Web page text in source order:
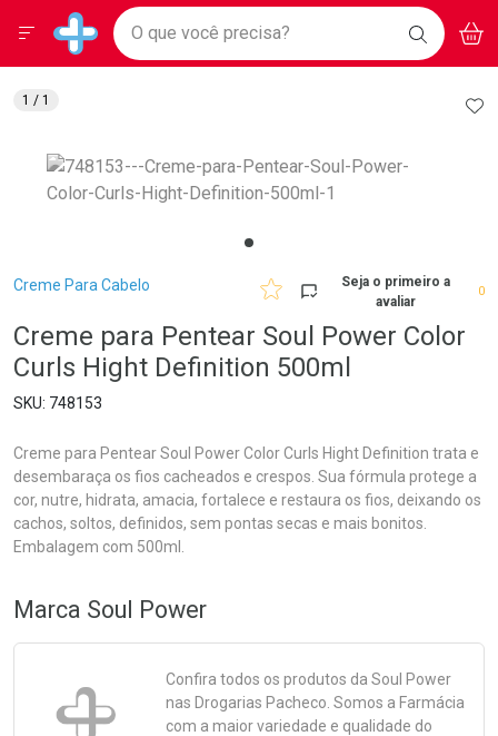
Drogarias Pacheco
Baixe nosso APP e aproveite Ofertas Exclusivas!
BAIXE
O APP
Ir direto para a home
pela página
Ir direto para o conteúdo
Ir direto para a busca
Ir direto para a conta
Ir direto para a notificações
Ir direto para o carrinho
Ir direto para o menu
Faça a sua busca
O que você precisa? BUSCAR
Menu
Breadcrumb
Creme Para Cabelo
Seja o primeiro a
avaliar
0
Creme para Pentear Soul Power Color
Curls Hight Definition 500ml
748153
Creme para Pentear Soul Power Color Curls Hight Definition trata e
desembaraça os fios cacheados e crespos. Sua fórmula protege a
cor, nutre, hidrata, amacia, fortalece e restaura os fios, deixando os
cachos, soltos, definidos, sem pontas secas e mais bonitos.
Embalagem com 500ml.
1 / 1
Marca Soul Power
Confira todos os produtos da Soul Power
nas Drogarias Pacheco. Somos a Farmácia
com a maior variedade e qualidade do